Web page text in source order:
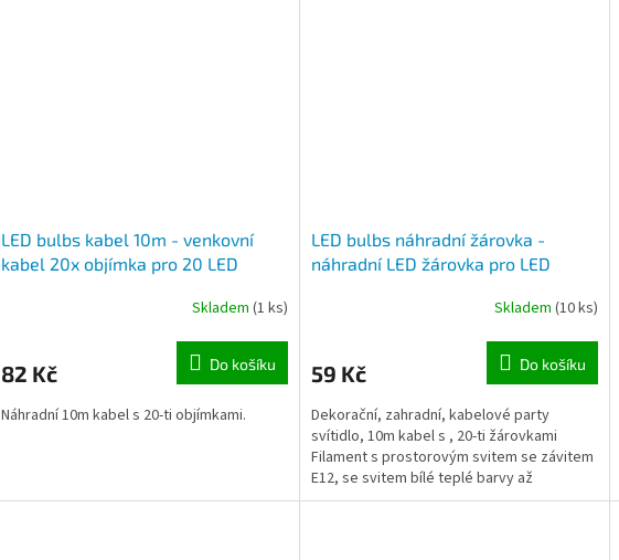
LED bulbs kabel 10m - venkovní
kabel 20x objímka pro 20 LED
Skladem (1 ks)
82 Kč Do košíku
Náhradní 10m kabel s 20-ti objímkami.
LED bulbs náhradní žárovka -
náhradní LED žárovka pro LED
Skladem (10 ks)
59 Kč Do košíku
Dekorační, zahradní, kabelové party
svítidlo, 10m kabel s , 20-ti žárovkami
Filament s prostorovým svitem se závitem
E12, se svitem bílé teplé barvy až
jantarové barvy, lze...